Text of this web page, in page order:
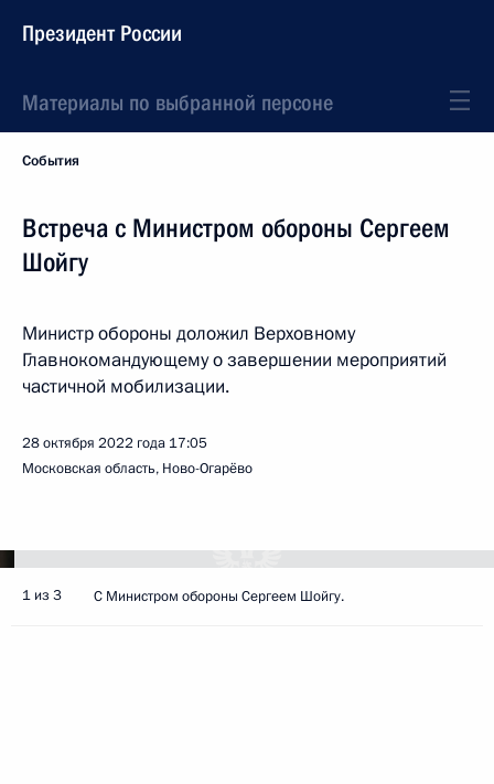
Президент России
Материалы по выбранной персоне
События
Встреча с Министром обороны Сергеем
Шойгу
Министр обороны доложил Верховному
Главнокомандующему о завершении мероприятий
частичной мобилизации.
28 октября 2022 года 17:05
Московская область, Ново-Огарёво
1 из 3 С Министром обороны Сергеем Шойгу.